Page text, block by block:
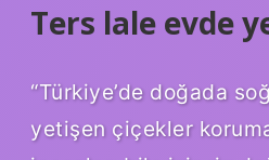
Ters lale evde
“Türkiye’de doğada
yetişen çiçekler